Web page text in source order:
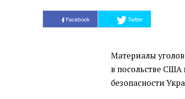
Facebook Twitter
Материалы
в посольстве США
безопасности